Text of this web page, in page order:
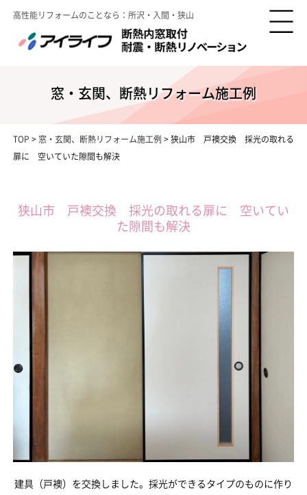
高性能リフォームのことなら：所沢・入間・狭山
窓・玄関、断熱リフォーム施工例
TOP > 窓・玄関、断熱リフォーム施工例 > 狭山市 戸襖交換 採光の取れる
扉に 空いていた隙間も解決
狭山市 戸襖交換 採光の取れる扉に 空いてい
た隙間も解決
建具（戸襖）を交換しました。採光ができるタイプのものに作り